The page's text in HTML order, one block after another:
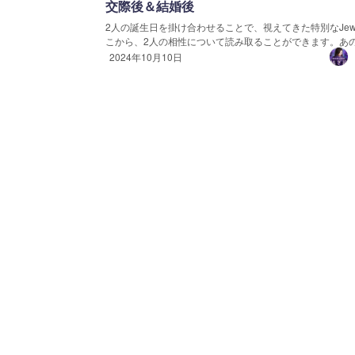
交際後＆結婚後
2人の誕生日を掛け合わせることで、視えてきた特別な
こから、2人の相性について読み取ることができます。あ
2024年10月10日